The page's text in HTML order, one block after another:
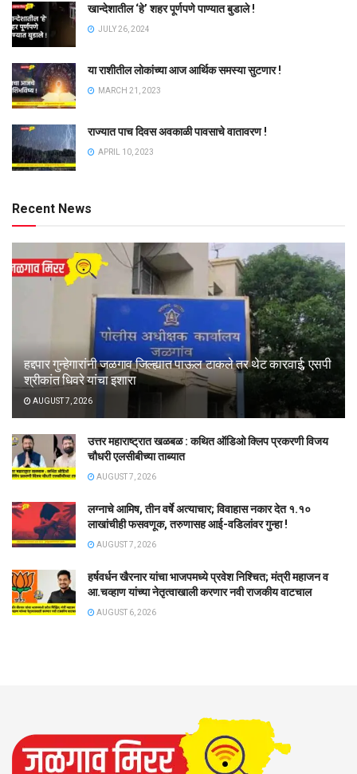
खान्देशातील ‘हे’ शहर पूर्णपणे पाण्यात बुडाले !
JULY 26, 2024
या राशीतील लोकांच्या आज आर्थिक समस्या सुटणार !
MARCH 21, 2023
राज्यात पाच दिवस अवकाळी पावसाचे वातावरण !
APRIL 10, 2023
Recent News
हद्दपार गुन्हेगारांनी जळगाव जिल्ह्यात पाऊल टाकले तर थेट कारवाई; एसपी
श्रीकांत धिवरे यांचा इशारा
AUGUST 7, 2026
उत्तर महाराष्ट्रात खळबळ : कथित ऑडिओ क्लिप प्रकरणी विजय
चौधरी एलसीबीच्या ताब्यात
AUGUST 7, 2026
लग्नाचे आमिष, तीन वर्षे अत्याचार; विवाहास नकार देत १.१०
लाखांचीही फसवणूक, तरुणासह आई-वडिलांवर गुन्हा !
AUGUST 7, 2026
हर्षवर्धन खैरनार यांचा भाजपमध्ये प्रवेश निश्चित; मंत्री महाजन व
आ.चव्हाण यांच्या नेतृत्वाखाली करणार नवी राजकीय वाटचाल
AUGUST 6, 2026